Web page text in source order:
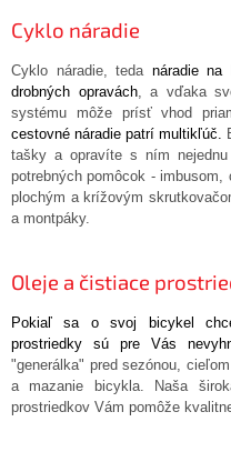
Cyklo náradie
Cyklo náradie, teda náradie na
drobných opravách, a vďaka
systému môže prísť vhod
cestovné náradie patrí multikľúč.
tašky a opravíte s ním nejednu
potrebných pomôcok -
plochým a krížovým
a montpáky.
Oleje a čistiace
Pokiaľ sa o svoj bicykel
prostriedky sú pre Vás
"generálka" pred sezónou,
a mazanie bicykla. Naša
prostriedkov Vám pomôže